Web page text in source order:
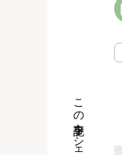
この記事をシェア